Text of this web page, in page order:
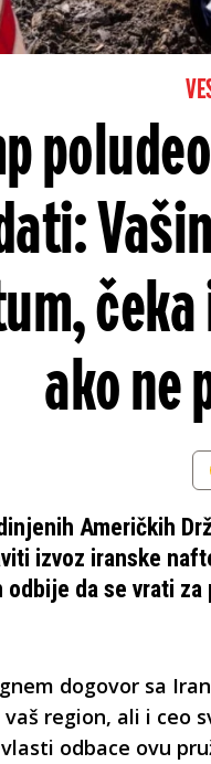
ako ne
Američkih
izvoz iranske
odbije da se vrati
dogovor sa
region, ali i ceo
odbace ovu